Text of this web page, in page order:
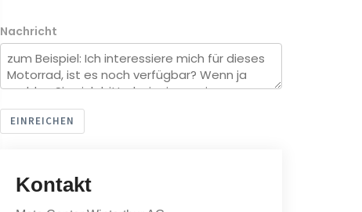
Nachricht
EINREICHEN
Kontakt